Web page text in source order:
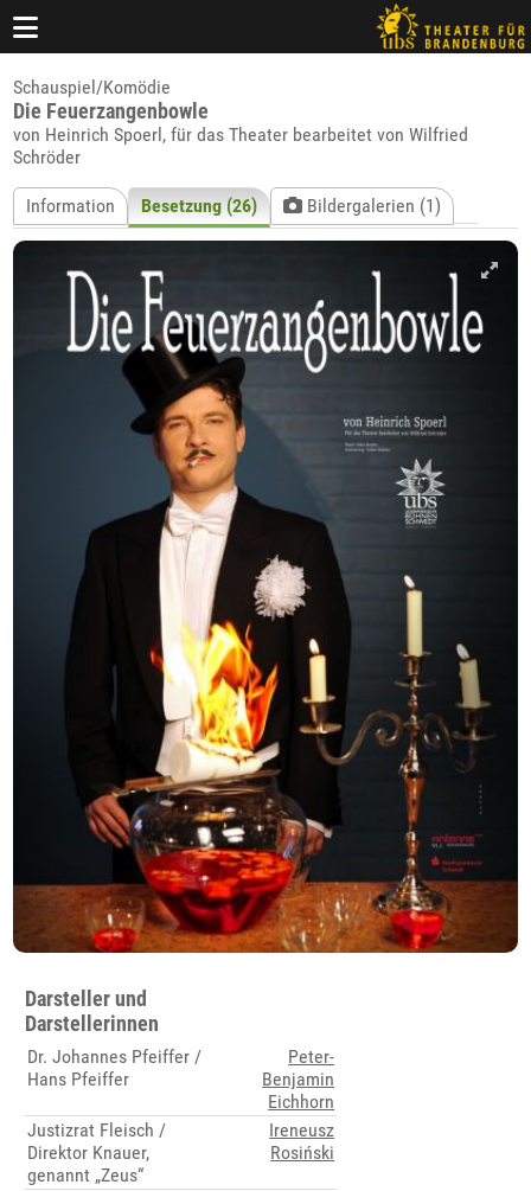
Schauspiel/Komödie
Die Feuerzangenbowle
von Heinrich Spoerl, für das Theater bearbeitet von Wilfried
Schröder
Information Besetzung (26) Bildergalerien (1)
Darsteller und
Darstellerinnen
Dr. Johannes Pfeiffer /
Hans Pfeiffer
Peter-
Benjamin
Eichhorn
Justizrat Fleisch /
Direktor Knauer,
genannt „Zeus“
Ireneusz
Rosiński